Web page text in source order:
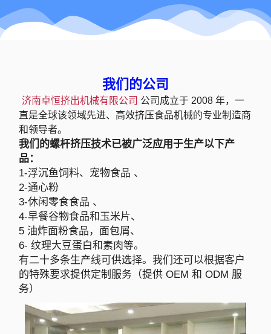
我们的公司
济南卓恒挤出机械有限公司 公司成立于 2008 年，一
直是全球该领域先进、高效挤压食品机械的专业制造商
和领导者。
我们的螺杆挤压技术已被广泛应用于生产以下产
品：
1-浮沉鱼饲料、宠物食品 、
2-通心粉
3-休闲零食食品 、
4-早餐谷物食品和玉米片、
5 油炸面粉食品，面包屑、
6- 纹理大豆蛋白和素肉等。
有二十多条生产线可供选择。我们还可以根据客户
的特殊要求提供定制服务（提供 OEM 和 ODM 服
务）